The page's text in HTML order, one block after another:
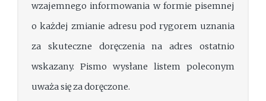
wzajemnego informowania w formie pisemnej
o każdej zmianie adresu pod rygorem uznania
za skuteczne doręczenia na adres ostatnio
wskazany. Pismo wysłane listem poleconym
uważa się za doręczone.